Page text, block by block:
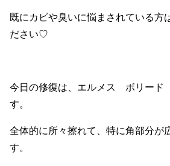
既にカビや臭いに悩まされている
ださい♡
今日の修復は、エルメス ボリー
す。
全体的に所々擦れて、特に角部分が
す。